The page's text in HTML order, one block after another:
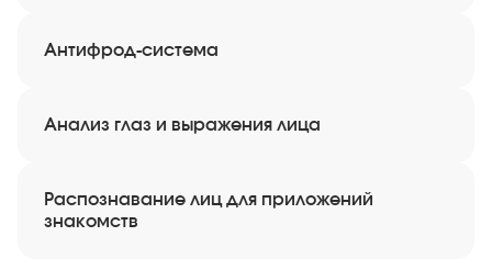
Антифрод-система
Анализ глаз и выражения лица
Распознавание лиц для приложений
знакомств